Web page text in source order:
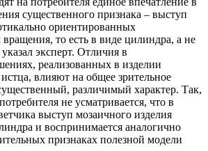
существенного признака – выступ
ориентированных
то есть в виде цилиндра, а не
эксперт. Отличия в
реализованных в изделии
влияют на общее зрительное
различимый характер. Так,
не усматривается, что в
выступ мозаичного изделия
и воспринимается аналогично
признаках полезной модели